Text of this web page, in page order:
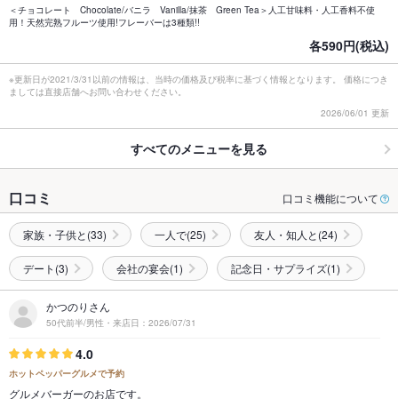
＜チョコレート Chocolate/バニラ Vanilla/抹茶 Green Tea＞人工甘味料・人工香料不使
用！天然完熟フルーツ使用!フレーバーは3種類!!
各590円(税込)
※更新日が2021/3/31以前の情報は、当時の価格及び税率に基づく情報となります。 価格につき
ましては直接店舗へお問い合わせください。
2026/06/01 更新
すべてのメニューを見る
口コミ 口コミ機能について
家族・子供と(33) 一人で(25) 友人・知人と(24)
デート(3) 会社の宴会(1) 記念日・サプライズ(1)
かつのりさん
50代前半/男性・来店日：2026/07/31
4.0
ホットペッパーグルメで予約
グルメバーガーのお店です。